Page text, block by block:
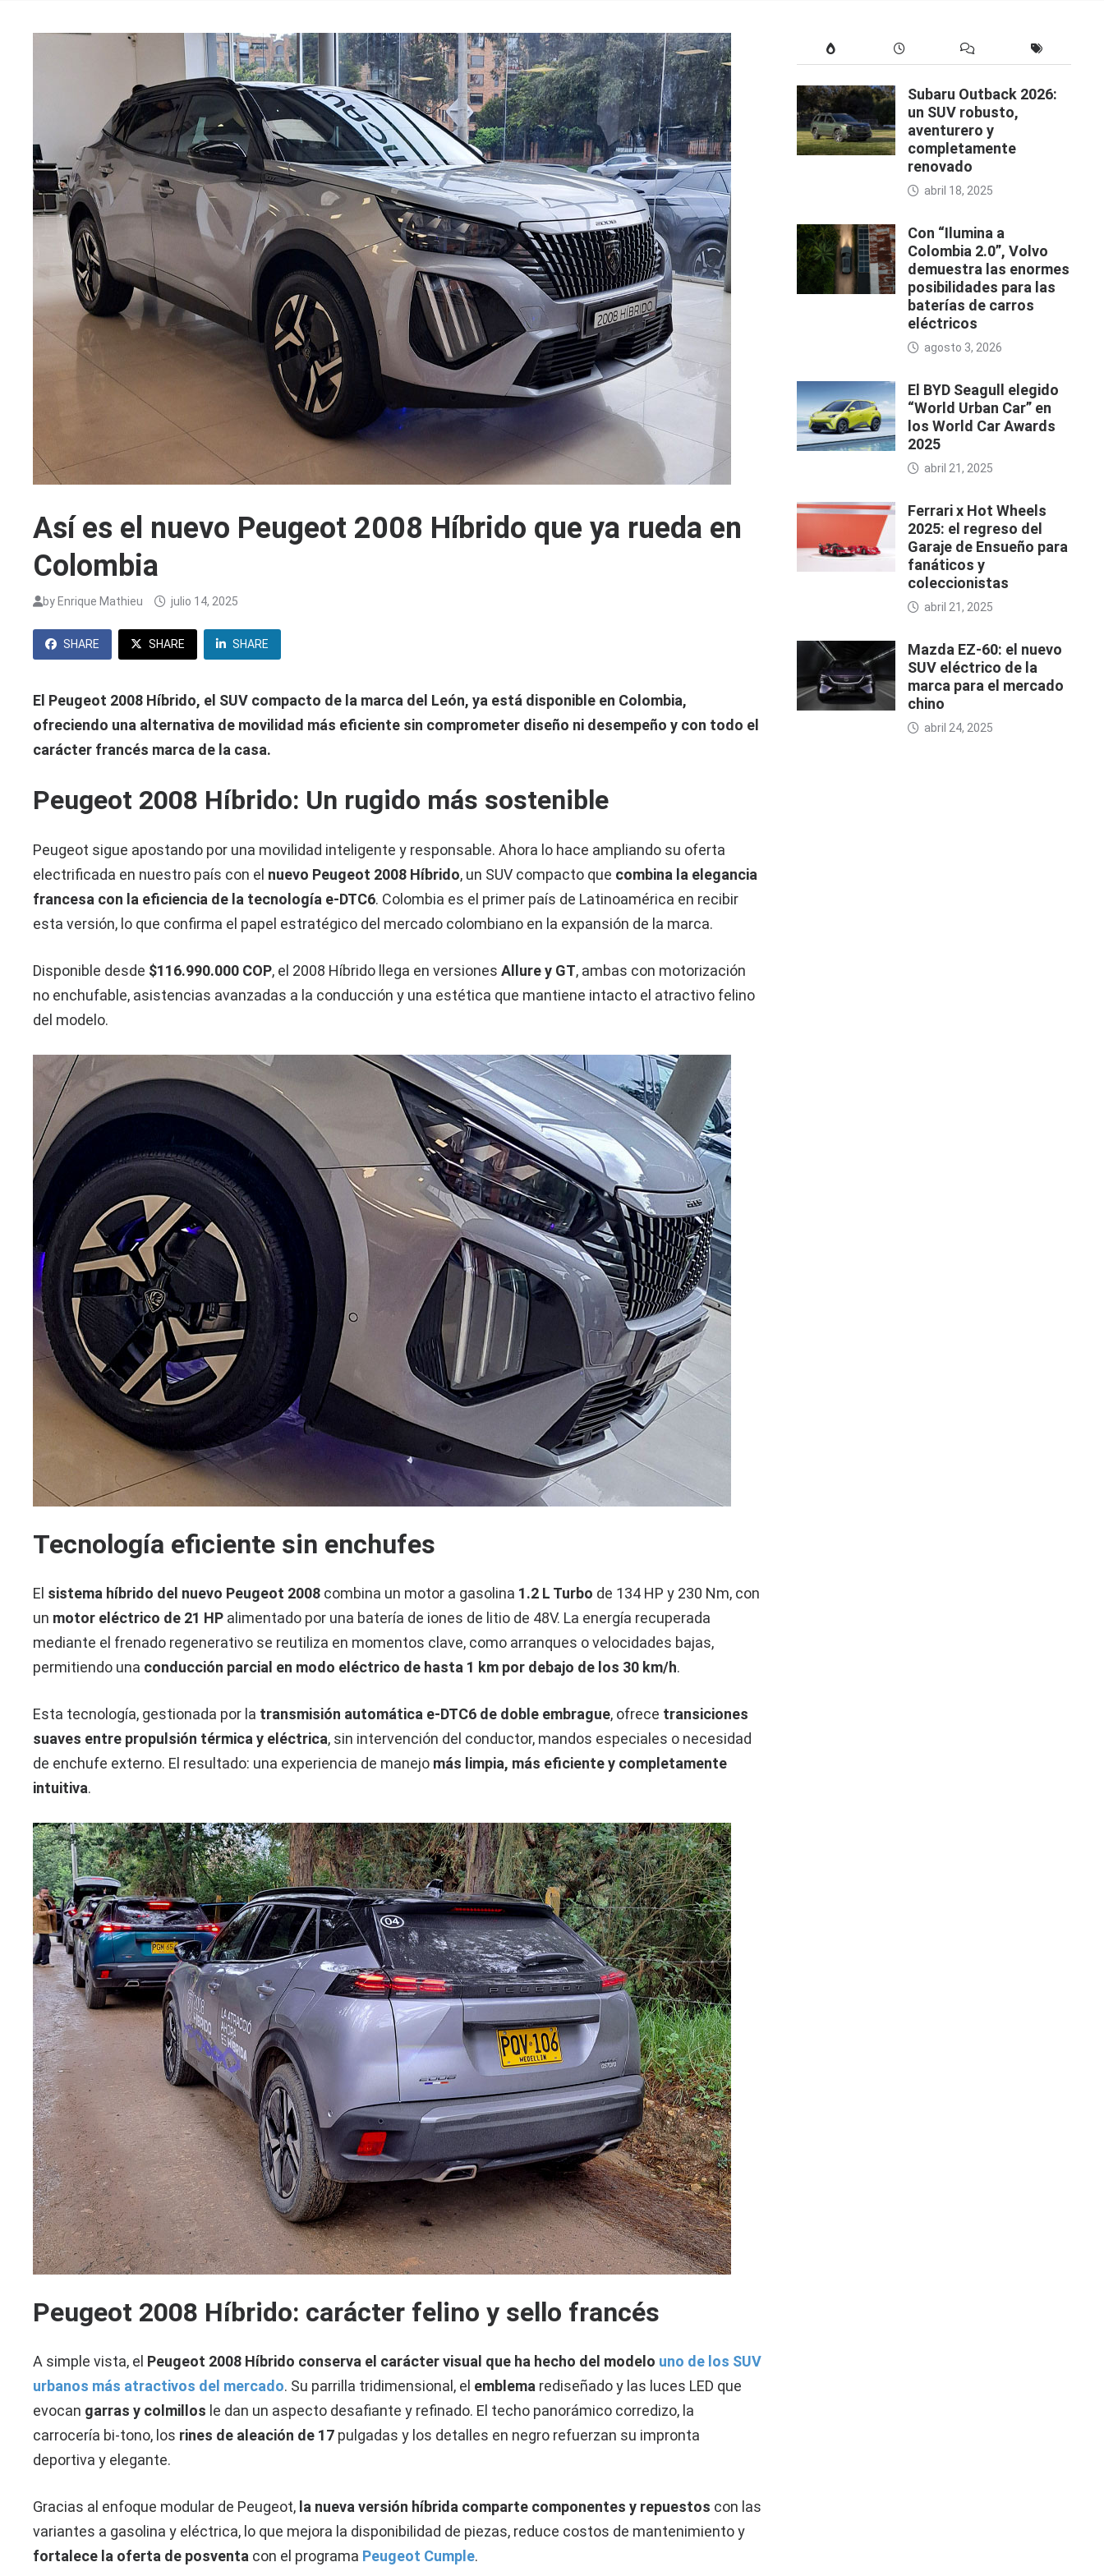
Así es el nuevo Peugeot 2008 Híbrido que ya rueda en
Colombia
by Enrique Mathieu julio 14, 2025
SHARE SHARE SHARE
El Peugeot 2008 Híbrido, el SUV compacto de la marca del León, ya está disponible en Colombia,
ofreciendo una alternativa de movilidad más eficiente sin comprometer diseño ni desempeño y con todo el
carácter francés marca de la casa.
Peugeot 2008 Híbrido: Un rugido más sostenible
Peugeot sigue apostando por una movilidad inteligente y responsable. Ahora lo hace ampliando su oferta
electrificada en nuestro país con el nuevo Peugeot 2008 Híbrido, un SUV compacto que combina la elegancia
francesa con la eficiencia de la tecnología e-DTC6. Colombia es el primer país de Latinoamérica en recibir
esta versión, lo que confirma el papel estratégico del mercado colombiano en la expansión de la marca.
Disponible desde $116.990.000 COP, el 2008 Híbrido llega en versionesAllure y GT, ambas con motorización
no enchufable, asistencias avanzadas a la conducción y una estética que mantiene intacto el atractivo felino
del modelo.
Tecnología eficiente sin enchufes
El sistema híbrido del nuevo Peugeot 2008 combina un motor a gasolina 1.2 L Turbo de 134 HP y 230 Nm, con
un motor eléctrico de 21 HP alimentado por una batería de iones de litio de 48V. La energía recuperada
mediante el frenado regenerativo se reutiliza en momentos clave, como arranques o velocidades bajas,
permitiendo una conducción parcial en modo eléctrico de hasta 1 km por debajo de los 30 km/h.
Esta tecnología, gestionada por la transmisión automática e-DTC6 de doble embrague, ofrece transiciones
suaves entre propulsión térmica y eléctrica, sin intervención del conductor, mandos especiales o necesidad
de enchufe externo. El resultado: una experiencia de manejo más limpia, más eficiente y completamente
intuitiva.
Peugeot 2008 Híbrido: carácter felino y sello francés
A simple vista, el Peugeot 2008 Híbrido conserva el carácter visual que ha hecho del modelo uno de los SUV
urbanos más atractivos del mercado. Su parrilla tridimensional, el emblema rediseñado y las luces LED que
evocan garras y colmillos le dan un aspecto desafiante y refinado. El techo panorámico corredizo, la
carrocería bi-tono, los rines de aleación de 17 pulgadas y los detalles en negro refuerzan su impronta
deportiva y elegante.
Gracias al enfoque modular de Peugeot, la nueva versión híbrida comparte componentes y repuestos con las
variantes a gasolina y eléctrica, lo que mejora la disponibilidad de piezas, reduce costos de mantenimiento y
fortalece la oferta de posventa con el programa Peugeot Cumple.
Subaru Outback 2026:
un SUV robusto,
aventurero y
completamente
renovado
abril 18, 2025
Con “Ilumina a
Colombia 2.0”, Volvo
demuestra las enormes
posibilidades para las
baterías de carros
eléctricos
agosto 3, 2026
El BYD Seagull elegido
“World Urban Car” en
los World Car Awards
2025
abril 21, 2025
Ferrari x Hot Wheels
2025: el regreso del
Garaje de Ensueño para
fanáticos y
coleccionistas
abril 21, 2025
Mazda EZ-60: el nuevo
SUV eléctrico de la
marca para el mercado
chino
abril 24, 2025